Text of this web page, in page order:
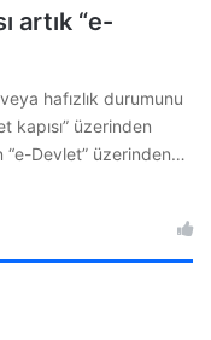
artık “e-
hafızlık durumunu
kapısı” üzerinden
“e-Devlet” üzerinden…